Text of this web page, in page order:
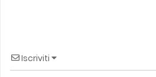
Iscriviti